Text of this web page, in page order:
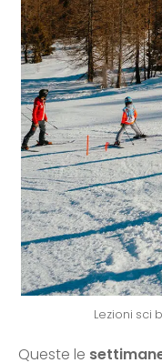
Lezioni sci
Queste le